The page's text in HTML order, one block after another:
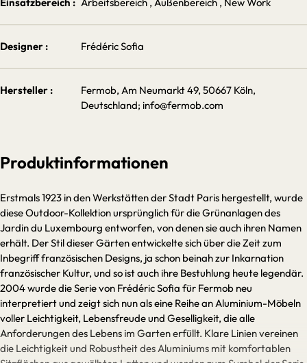
Designer : Frédéric Sofia
Hersteller :
Fermob, Am Neumarkt 49, 50667 Köln,
Deutschland; info@fermob.com
Produktinformationen
Erstmals 1923 in den Werkstätten der Stadt Paris hergestellt, wurde
diese Outdoor-Kollektion ursprünglich für die Grünanlagen des
Jardin du Luxembourg entworfen, von denen sie auch ihren Namen
erhält. Der Stil dieser Gärten entwickelte sich über die Zeit zum
Inbegriff französischen Designs, ja schon beinah zur Inkarnation
französischer Kultur, und so ist auch ihre Bestuhlung heute legendär.
2004 wurde die Serie von Frédéric Sofia für Fermob neu
interpretiert und zeigt sich nun als eine Reihe an Aluminium-Möbeln
voller Leichtigkeit, Lebensfreude und Geselligkeit, die alle
Anforderungen des Lebens im Garten erfüllt. Klare Linien vereinen
die Leichtigkeit und Robustheit des Aluminiums mit komfortablen